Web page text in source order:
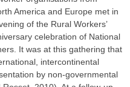
America and Europe met in
of the Rural Workers’
celebration of National
It was at this gathering that
intercontinental
by non-governmental